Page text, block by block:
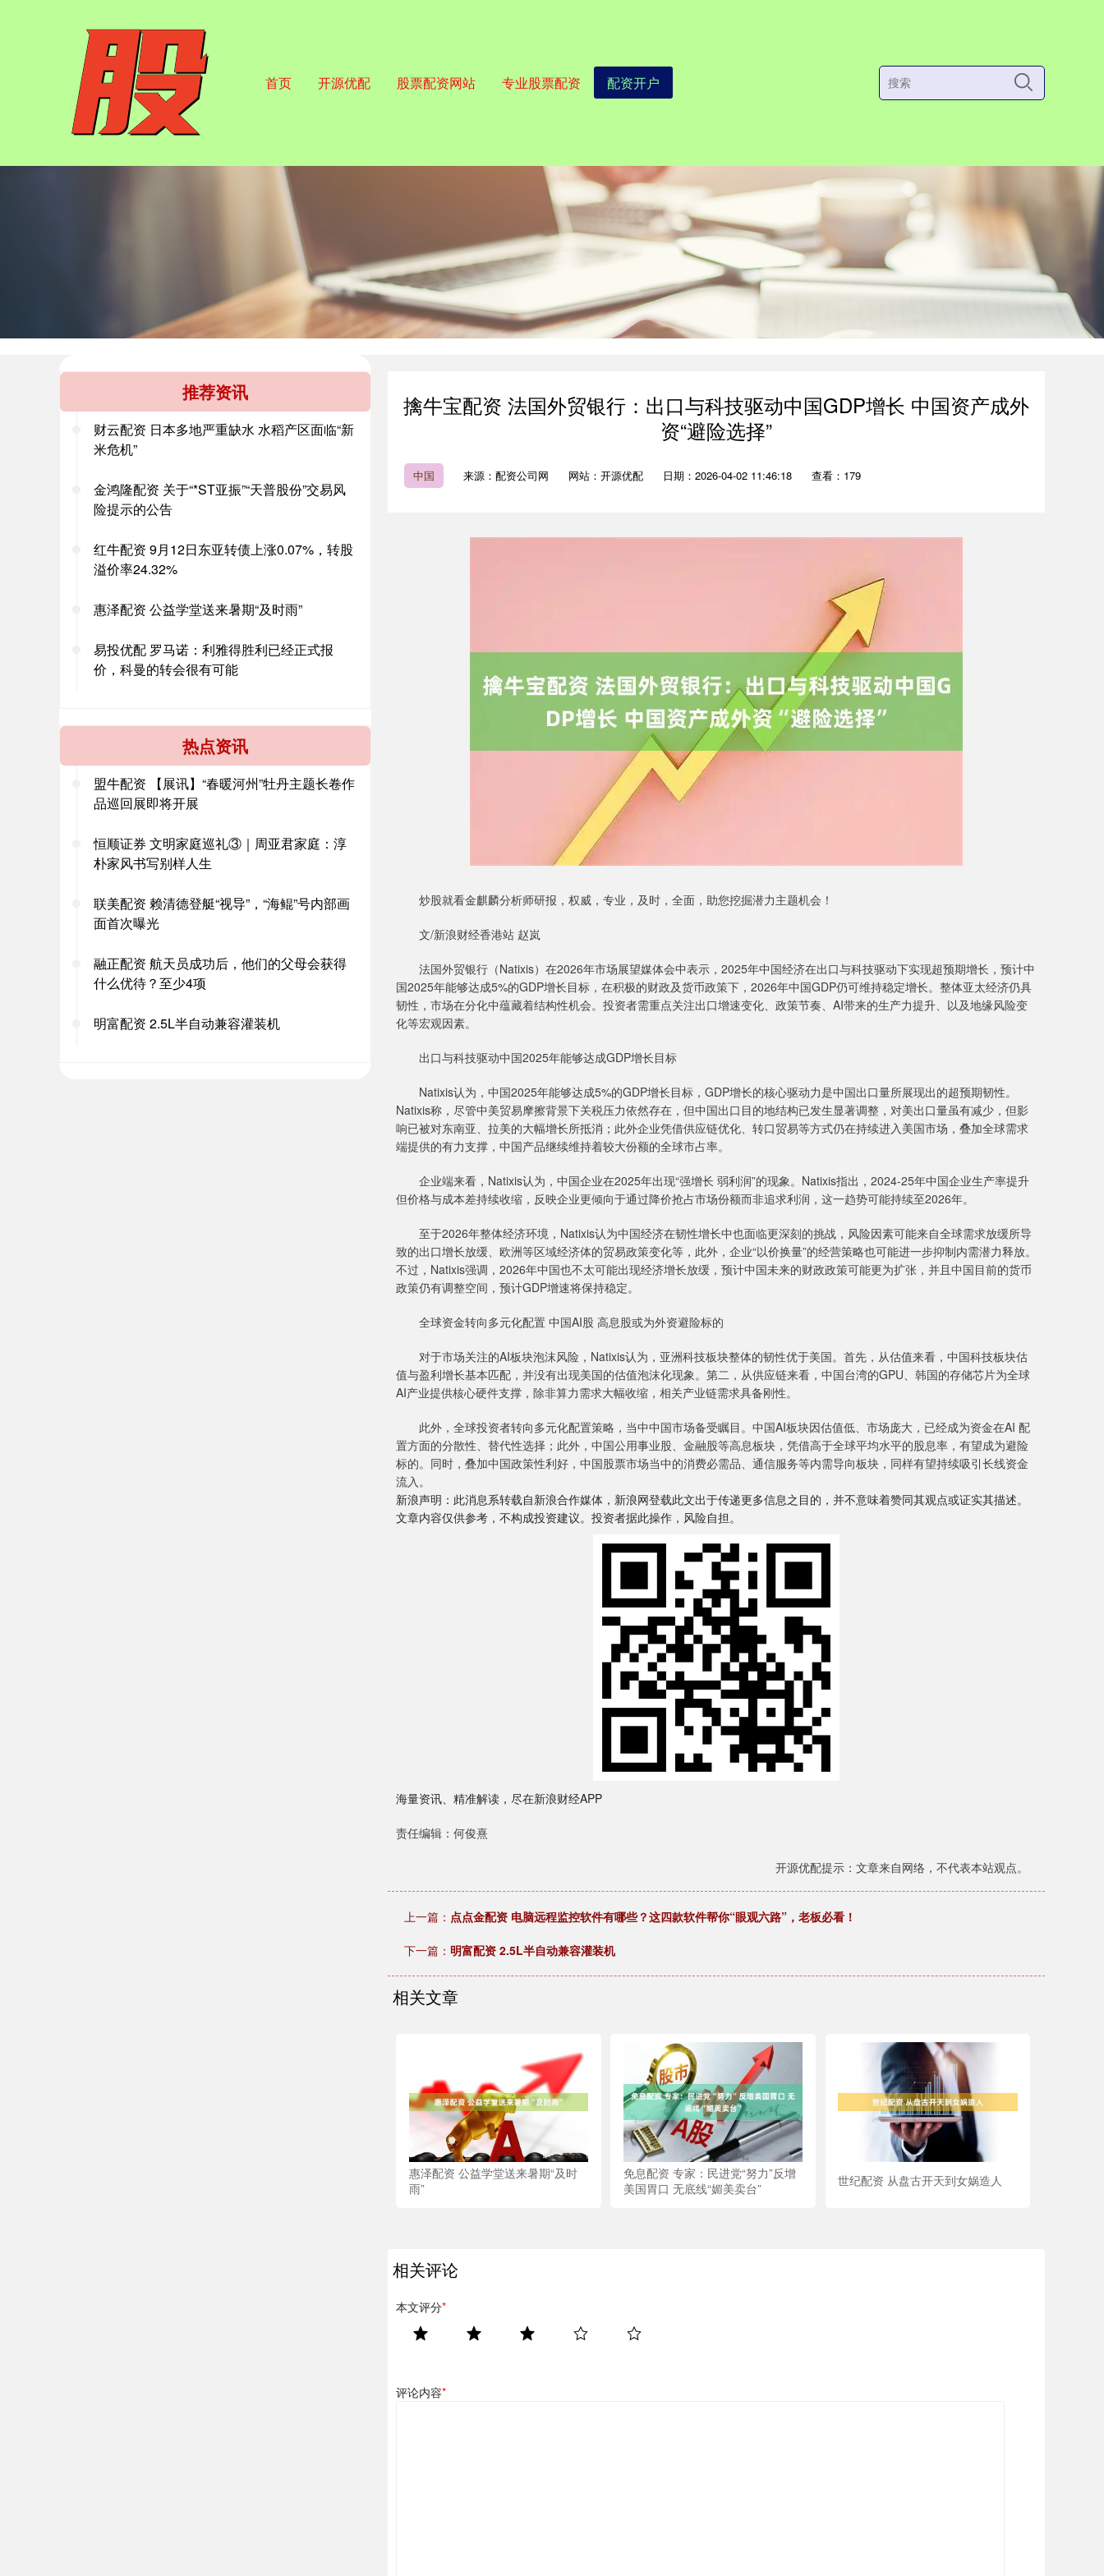
首页 开源优配 股票配资网站 专业股票配资 配资开户
擒牛宝配资 法国外贸银行：出口与科技驱动中国GDP增长 中国资产成外
资“避险选择”
中国 来源：配资公司网 网站：开源优配 日期：2026-04-02 11:46:18 查看：179
炒股就看金麒麟分析师研报，权威，专业，及时，全面，助您挖掘潜力主题机会！
文/新浪财经香港站 赵岚
法国外贸银行（Natixis）在2026年市场展望媒体会中表示，2025年中国经济在出口与科技驱动下实现超预期增长，预计中
国2025年能够达成5%的GDP增长目标，在积极的财政及货币政策下，2026年中国GDP仍可维持稳定增长。整体亚太经济仍具
韧性，市场在分化中蕴藏着结构性机会。投资者需重点关注出口增速变化、政策节奏、AI带来的生产力提升、以及地缘风险变
化等宏观因素。
出口与科技驱动中国2025年能够达成GDP增长目标
Natixis认为，中国2025年能够达成5%的GDP增长目标，GDP增长的核心驱动力是中国出口量所展现出的超预期韧性。
Natixis称，尽管中美贸易摩擦背景下关税压力依然存在，但中国出口目的地结构已发生显著调整，对美出口量虽有减少，但影
响已被对东南亚、拉美的大幅增长所抵消；此外企业凭借供应链优化、转口贸易等方式仍在持续进入美国市场，叠加全球需求
端提供的有力支撑，中国产品继续维持着较大份额的全球市占率。
企业端来看，Natixis认为，中国企业在2025年出现“强增长 弱利润”的现象。Natixis指出，2024-25年中国企业生产率提升
但价格与成本差持续收缩，反映企业更倾向于通过降价抢占市场份额而非追求利润，这一趋势可能持续至2026年。
至于2026年整体经济环境，Natixis认为中国经济在韧性增长中也面临更深刻的挑战，风险因素可能来自全球需求放缓所导
致的出口增长放缓、欧洲等区域经济体的贸易政策变化等，此外，企业“以价换量”的经营策略也可能进一步抑制内需潜力释放。
不过，Natixis强调，2026年中国也不太可能出现经济增长放缓，预计中国未来的财政政策可能更为扩张，并且中国目前的货币
政策仍有调整空间，预计GDP增速将保持稳定。
全球资金转向多元化配置 中国AI股 高息股或为外资避险标的
对于市场关注的AI板块泡沫风险，Natixis认为，亚洲科技板块整体的韧性优于美国。首先，从估值来看，中国科技板块估
值与盈利增长基本匹配，并没有出现美国的估值泡沫化现象。第二，从供应链来看，中国台湾的GPU、韩国的存储芯片为全球
AI产业提供核心硬件支撑，除非算力需求大幅收缩，相关产业链需求具备刚性。
此外，全球投资者转向多元化配置策略，当中中国市场备受瞩目。中国AI板块因估值低、市场庞大，已经成为资金在AI 配
置方面的分散性、替代性选择；此外，中国公用事业股、金融股等高息板块，凭借高于全球平均水平的股息率，有望成为避险
标的。同时，叠加中国政策性利好，中国股票市场当中的消费必需品、通信服务等内需导向板块，同样有望持续吸引长线资金
流入。
新浪声明：此消息系转载自新浪合作媒体，新浪网登载此文出于传递更多信息之目的，并不意味着赞同其观点或证实其描述。
文章内容仅供参考，不构成投资建议。投资者据此操作，风险自担。
海量资讯、精准解读，尽在新浪财经APP
责任编辑：何俊熹
开源优配提示：文章来自网络，不代表本站观点。
上一篇： 点点金配资 电脑远程监控软件有哪些？这四款软件帮你“眼观六路”，老板必看！
下一篇： 明富配资 2.5L半自动兼容灌装机
相关文章
惠泽配资 公益学堂送来暑期“及时
雨”
免息配资 专家：民进党“努力”反增
美国胃口 无底线“媚美卖台”
世纪配资 从盘古开天到女娲造人
相关评论
本文评分*
评论内容*
推荐资讯
财云配资 日本多地严重缺水 水稻产区面临“新
米危机”
金鸿隆配资 关于“*ST亚振”“天普股份”交易风
险提示的公告
红牛配资 9月12日东亚转债上涨0.07%，转股
溢价率24.32%
惠泽配资 公益学堂送来暑期“及时雨”
易投优配 罗马诺：利雅得胜利已经正式报
价，科曼的转会很有可能
热点资讯
盟牛配资 【展讯】“春暖河州”牡丹主题长卷作
品巡回展即将开展
恒顺证券 文明家庭巡礼③｜周亚君家庭：淳
朴家风书写别样人生
联美配资 赖清德登艇“视导”，“海鲲”号内部画
面首次曝光
融正配资 航天员成功后，他们的父母会获得
什么优待？至少4项
明富配资 2.5L半自动兼容灌装机